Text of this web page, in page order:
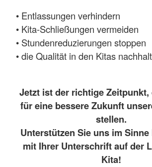
• Entlassungen verhindern
• Kita-Schließungen vermeiden
• Stundenreduzierungen stoppen
• die Qualität in den Kitas
Jetzt ist der richtige Zeitpunkt,
für eine bessere Zukunft
stellen.
Unterstützen Sie uns im
mit Ihrer Unterschrift auf der
Kita!